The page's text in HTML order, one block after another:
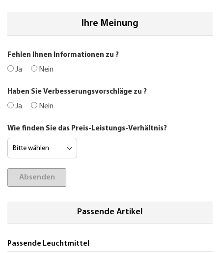
Ihre Meinung
Fehlen Ihnen Informationen zu ?
Ja Nein
Haben Sie Verbesserungsvorschläge zu ?
Ja Nein
Wie finden Sie das Preis-Leistungs-Verhältnis?
Absenden
Passende Artikel
Passende Leuchtmittel